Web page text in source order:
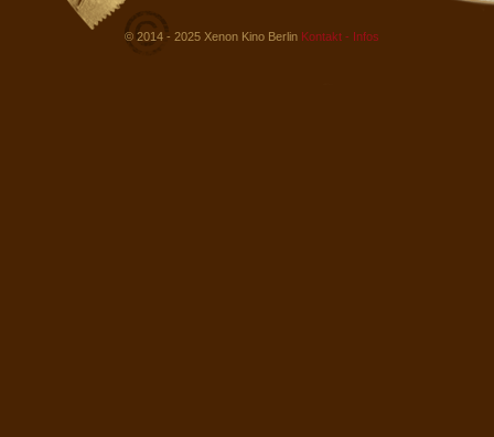
© 2014 - 2025 Xenon Kino Berlin Kontakt - Infos